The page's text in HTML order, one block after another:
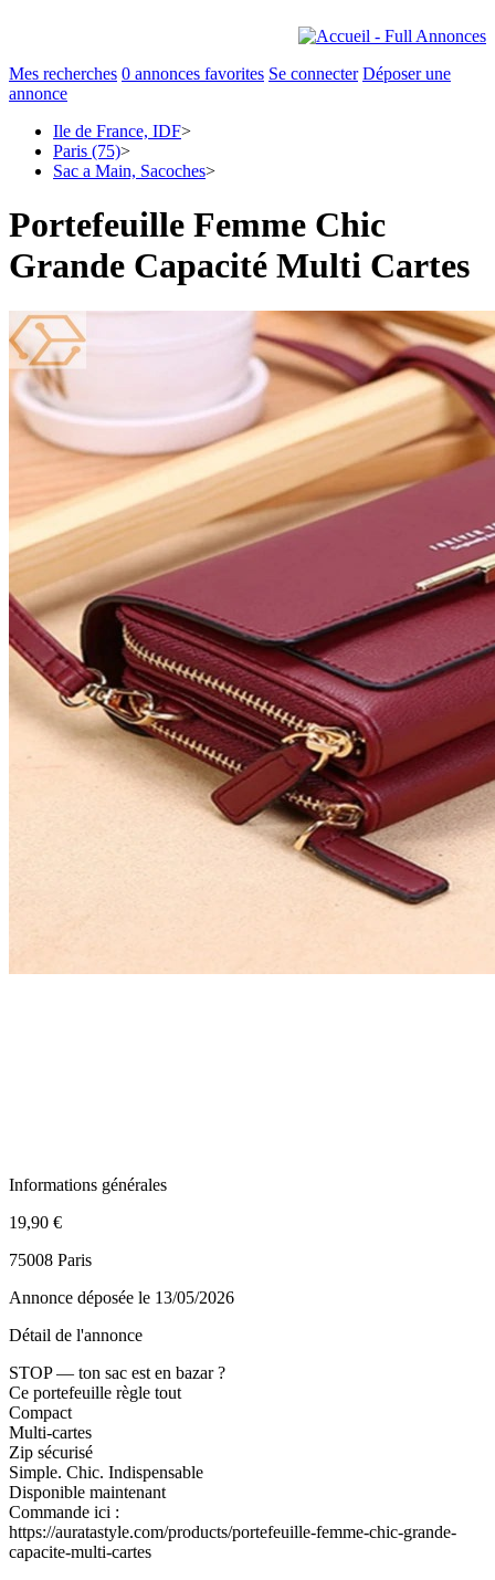
Mes recherches 0 annonces favorites Se connecter Déposer une
annonce
Ile de France, IDF>
Paris (75)>
Sac a Main, Sacoches>
Portefeuille Femme Chic
Grande Capacité Multi Cartes
Informations générales
19,90 €
75008 Paris
Annonce déposée le 13/05/2026
Détail de l'annonce
STOP — ton sac est en bazar ?
Ce portefeuille règle tout
Compact
Multi-cartes
Zip sécurisé
Simple. Chic. Indispensable
Disponible maintenant
Commande ici :
https://auratastyle.com/products/portefeuille-femme-chic-grande-
capacite-multi-cartes